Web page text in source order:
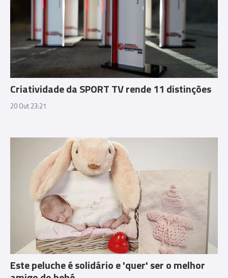
Criatividade da SPORT TV rende 11 distinções
20 Out 23:21
Este peluche é solidário e 'quer' ser o melhor